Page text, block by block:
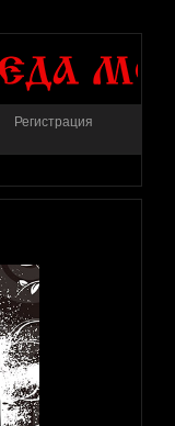
Регистрация